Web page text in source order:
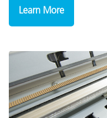
Learn More